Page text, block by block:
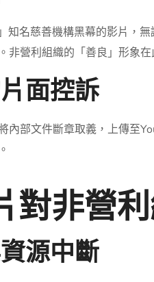
名慈善機構黑幕的影片，
非營利組織的「善良」形象
面控訴
部文件斷章取義，上傳至
對非營
源中斷